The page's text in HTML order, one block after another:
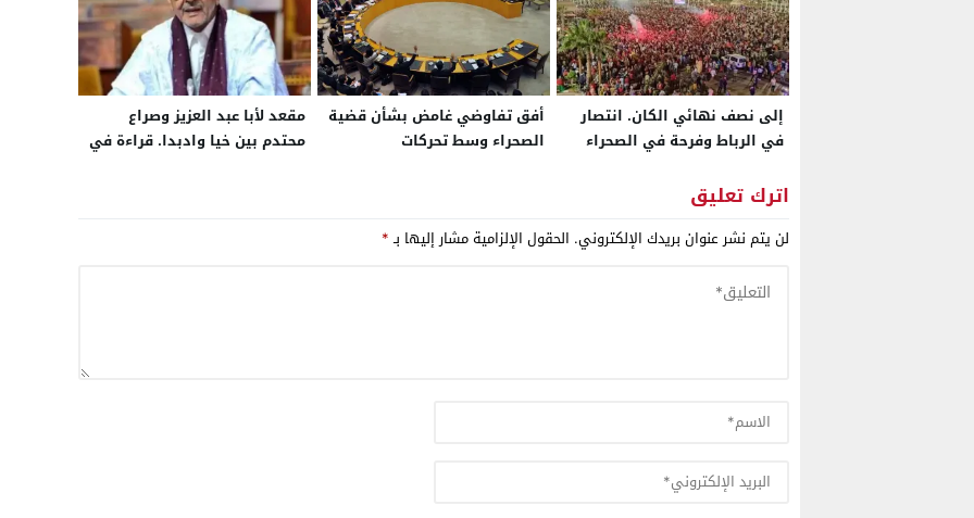
إلى نصف نهائي الكان. انتصار
في الرباط وفرحة في الصحراء
أفق تفاوضي غامض بشأن قضية
الصحراء وسط تحركات
مقعد لأبا عبد العزيز وصراع
محتدم بين خيا وادبدا. قراءة في
اترك تعليق
لن يتم نشر عنوان بريدك الإلكتروني. الحقول الإلزامية مشار إليها بـ*